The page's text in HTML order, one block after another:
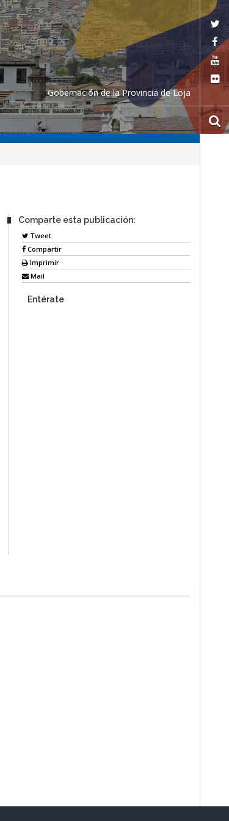
Gobernación de la Provincia de Loja
Comparte esta publicación:
Tweet
Compartir
Imprimir
Mail
Entérate